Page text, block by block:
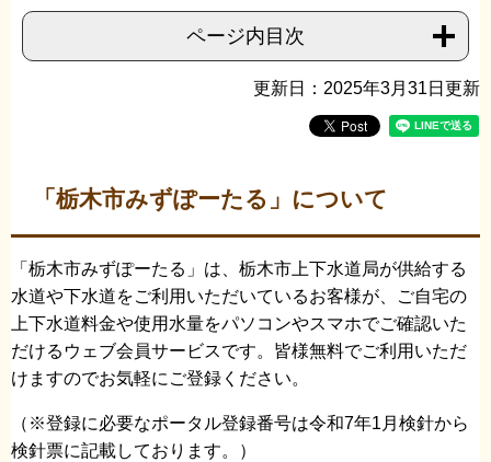
ページ内目次
更新日：2025年3月31日更新
「栃木市みずぽーたる」について
「栃木市みずぽーたる」は、栃木市上下水道局が供給する
水道や下水道をご利用いただいているお客様が、ご自宅の
上下水道料金や使用水量をパソコンやスマホでご確認いた
だけるウェブ会員サービスです。皆様無料でご利用いただ
けますのでお気軽にご登録ください。
（※登録に必要なポータル登録番号は令和7年1月検針から
検針票に記載しております。）